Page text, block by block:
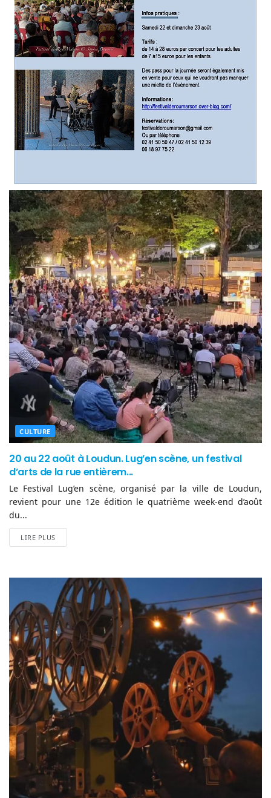
CULTURE
20 au 22 août à Loudun. Lug’en scène, un festival
d’arts de la rue entièrem...
Le Festival Lug’en scène, organisé par la ville de Loudun,
revient pour une 12e édition le quatrième week-end d’août
du...
LIRE PLUS